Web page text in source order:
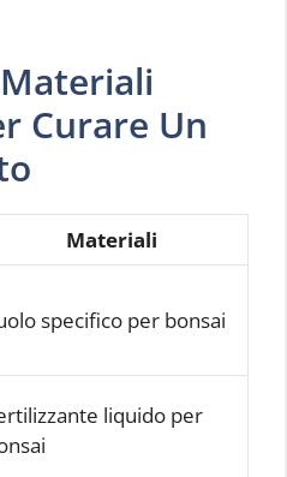
Curare Un
Materiali
specifico per bonsai
liquido per